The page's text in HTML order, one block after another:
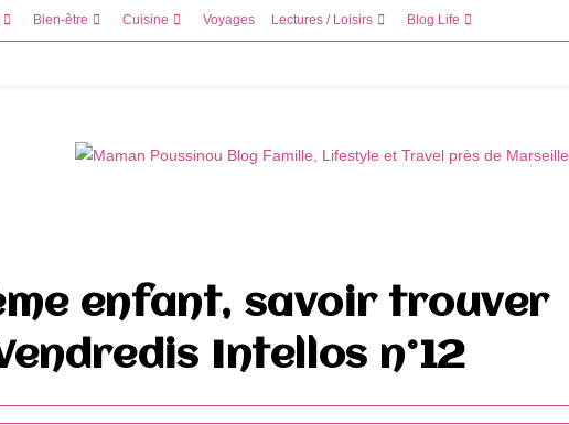
Bien-être Cuisine Voyages Lectures / Loisirs Blog Life
enfant, savoir trouver
Intellos n°12